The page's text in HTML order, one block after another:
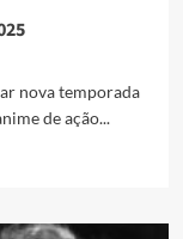
nova temporada
de ação...